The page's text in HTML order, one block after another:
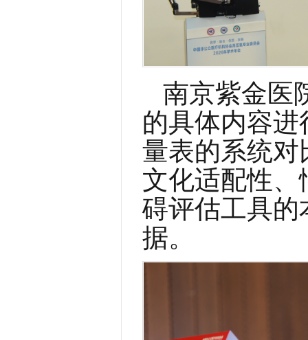
南京紫金医
的具体内容
量表的系统对
文化适配性
碍评估工具
据。